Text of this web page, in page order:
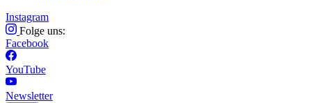
Instagram
Folge uns:
Facebook
YouTube
Newsletter